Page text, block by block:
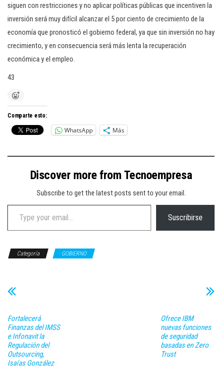
siguen con restricciones y no aplicar políticas públicas que incentiven la
inversión será muy difícil alcanzar el 5 por ciento de crecimiento de la
economía que pronosticó el gobierno federal, ya que sin inversión no hay
crecimiento, y en consecuencia será más lenta la recuperación
económica y el empleo.
43
Comparte esto:
WhatsApp Más
Discover more from Tecnoempresa
Subscribe to get the latest posts sent to your email.
Type your email…
Suscribirse
Categoría GOBIERNO
Fortalecerá
Finanzas del IMSS
e Infonavit la
Regulación del
Outsourcing,
Isaías González
Ofrece IBM
nuevas funciones
de seguridad
basadas en Zero
Trust